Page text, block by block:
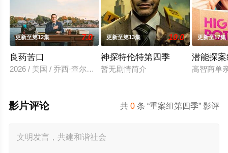
更新至第12集 7.0
良药苦口
2026 / 美国 / 乔西·查尔斯,克莉·奇奇诺,迈克尔·波茨,John,Quilty,
更新至第13集 10.0
神探特伦特第四季
暂无剧情简介
更新至17集
潜能探
高智商单
共0 条 “重案组第四季” 影评
影片评论